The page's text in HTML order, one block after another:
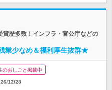
歴多数！インフラ・官公庁などの
業少なめ＆福利厚生抜群★
のおしごと掲載中
12/28